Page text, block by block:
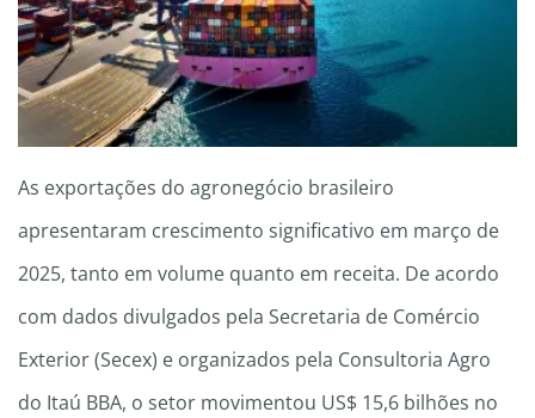
As exportações do agronegócio brasileiro
apresentaram crescimento significativo em março de
2025, tanto em volume quanto em receita. De acordo
com dados divulgados pela Secretaria de Comércio
Exterior (Secex) e organizados pela Consultoria Agro
do Itaú BBA, o setor movimentou US$ 15,6 bilhões no